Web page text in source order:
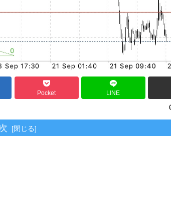
Pocket LINE